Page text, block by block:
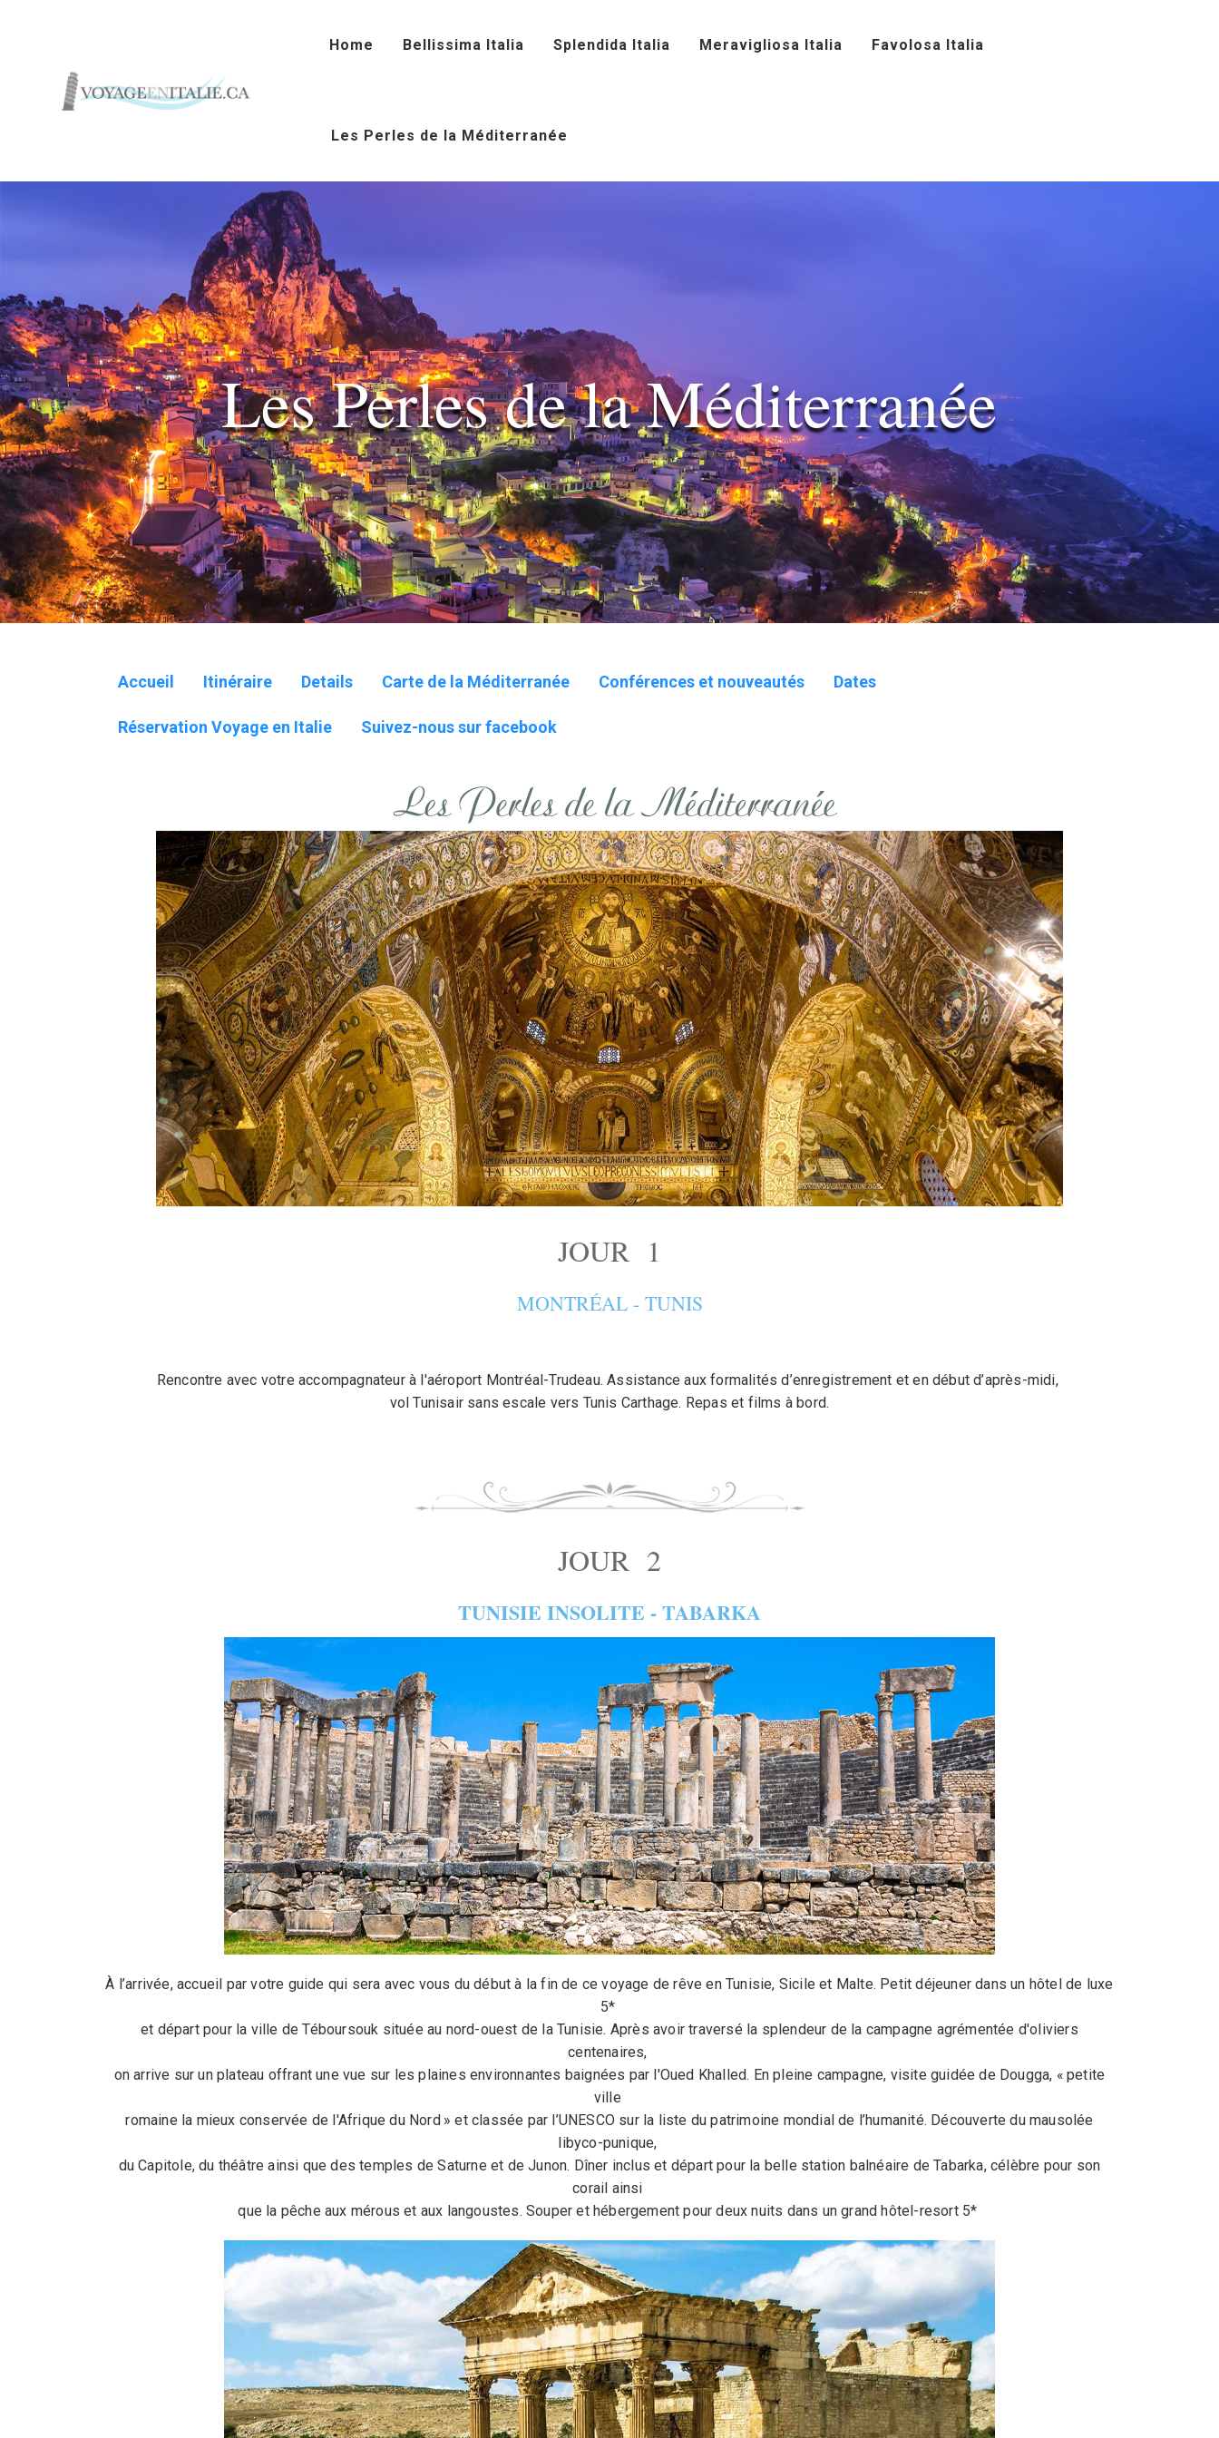
Home Bellissima Italia Splendida Italia Meravigliosa Italia Favolosa Italia
Les Perles de la Méditerranée
Les Perles de la Méditerranée
Accueil Itinéraire Details Carte de la Méditerranée Conférences et nouveautés Dates
Réservation Voyage en Italie Suivez-nous sur facebook
JOUR 1
MONTRÉAL - TUNIS
Rencontre avec votre accompagnateur à l'aéroport Montréal-Trudeau. Assistance aux formalités d’enregistrement et en début d’après-midi,
vol Tunisair sans escale vers Tunis Carthage. Repas et films à bord.
JOUR 2
TUNISIE INSOLITE - TABARKA
À l’arrivée, accueil par votre guide qui sera avec vous du début à la fin de ce voyage de rêve en Tunisie, Sicile et Malte. Petit déjeuner dans un hôtel de luxe
5*
et départ pour la ville de Téboursouk située au nord-ouest de la Tunisie. Après avoir traversé la splendeur de la campagne agrémentée d'oliviers
centenaires,
on arrive sur un plateau offrant une vue sur les plaines environnantes baignées par l'Oued Khalled. En pleine campagne, visite guidée de Dougga, « petite
ville
romaine la mieux conservée de l'Afrique du Nord » et classée par l’UNESCO sur la liste du patrimoine mondial de l’humanité. Découverte du mausolée
libyco-punique,
du Capitole, du théâtre ainsi que des temples de Saturne et de Junon. Dîner inclus et départ pour la belle station balnéaire de Tabarka, célèbre pour son
corail ainsi
que la pêche aux mérous et aux langoustes. Souper et hébergement pour deux nuits dans un grand hôtel-resort 5*